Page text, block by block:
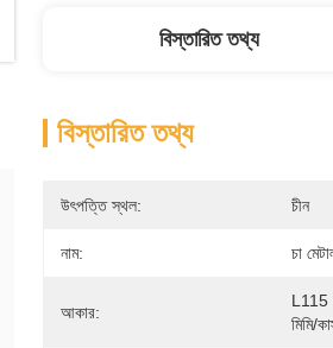
বিস্তারিত তথ্য
বিস্তারিত তথ্য
উৎপত্তি স্থল: চীন
নাম: চা
আকার:
L115
মিমি/